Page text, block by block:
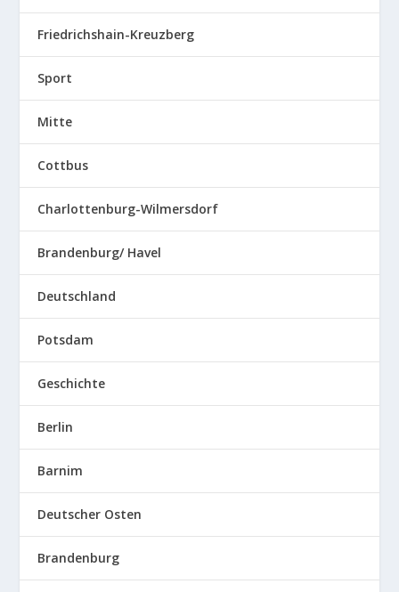
Friedrichshain-Kreuzberg
Sport
Mitte
Cottbus
Charlottenburg-Wilmersdorf
Brandenburg/ Havel
Deutschland
Potsdam
Geschichte
Berlin
Barnim
Deutscher Osten
Brandenburg